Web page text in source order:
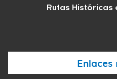
Rutas Históricas